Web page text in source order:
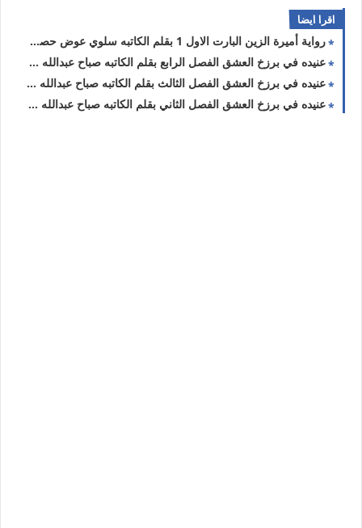
اقرا ايضا
رواية أميرة الزين البارت الاول 1 بقلم الكاتبه سلوي عوض حصريه وجديده
عنيده في برزخ العشق الفصل الرابع بقلم الكاتبه صباح عبدالله حصريه وجديده
عنيده في برزخ العشق الفصل الثالث بقلم الكاتبه صباح عبدالله حصريه وجديده
عنيده في برزخ العشق الفصل الثاني بقلم الكاتبه صباح عبدالله حصريه وجديده